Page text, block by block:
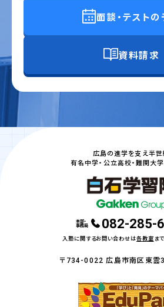
面談・テストの
資料請求
広島の進学を支え半世
有名中学・公立高校・難関大
本部・
事務局 082-285-
入塾に関するお問い合わせは各教室 ま
〒734-0022 広島市南区東雲